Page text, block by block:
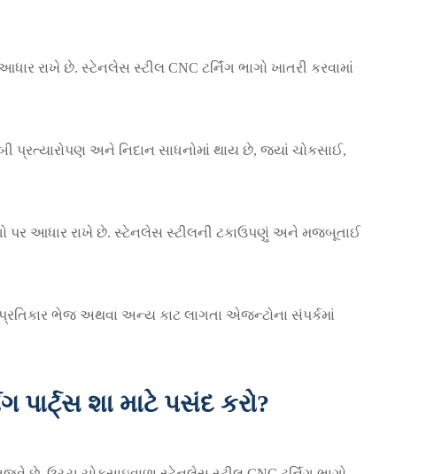
રાખે છે. સ્ટેનલેસ સ્ટીલ CNC ટર્નિંગ ભાગો ખાતરી કરવામાં
પ્રત્યારોપણ અને નિદાન સાધનોમાં થાય છે, જ્યાં ચોકસાઈ,
પર આધાર રાખે છે. સ્ટેનલેસ સ્ટીલની ટકાઉપણું અને મજબૂતાઈ
ભેજ અથવા અન્ય કાટ લાગતા એજન્ટોના સંપર્કમાં
પાર્ટ્સ શા માટે પસંદ કરો?